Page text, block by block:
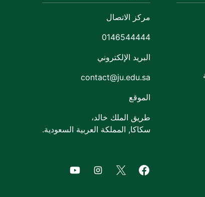
مركز الاتصال
0146544444
البريد الإلكتروني
contact@ju.edu.sa
الموقع
طريق الملك خالد،
سكاكا, المملكة العربية السعودية.
Facebook of Jouf University
X of Jouf University
of Jouf University